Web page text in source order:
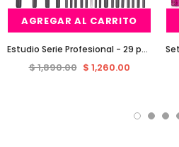
AGREGAR AL CARRITO
Estudio Serie Profesional - 29 pedazos del maquillaje de cepillo del libro de Brochas docolor
$ 1,890.00 $ 1,260.00